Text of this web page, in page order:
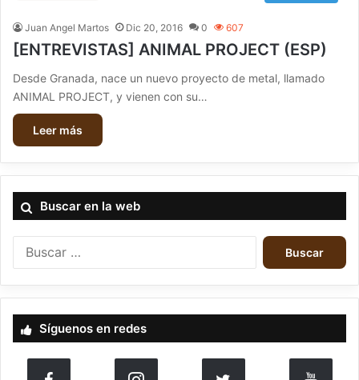
Juan Angel Martos Dic 20, 2016 0 607
[ENTREVISTAS] ANIMAL PROJECT (ESP)
Desde Granada, nace un nuevo proyecto de metal, llamado
ANIMAL PROJECT, y vienen con su…
Leer más
Buscar en la web
:
Síguenos en redes